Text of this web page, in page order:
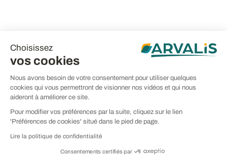
Choisissez
vos cookies
Nous avons besoin de votre consentement pour utiliser quelques
cookies qui vous permettront de visionner nos vidéos et qui nous
aideront à améliorer ce site.
Pour modifier vos préférences par la suite, cliquez sur le lien
'Préférences de cookies' situé dans le pied de page.
Lire la politique de confidentialité
Consentements certifiés par